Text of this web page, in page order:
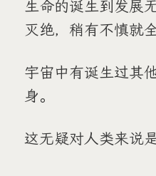
生命的诞生到发展
灭绝，稍有不慎就
宇宙中有诞生过其
身。
这无疑对人类来说